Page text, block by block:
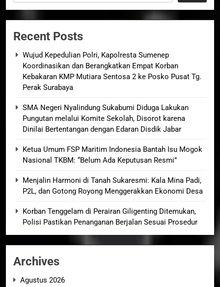
Recent Posts
Wujud Kepedulian Polri, Kapolresta Sumenep
Koordinasikan dan Berangkatkan Empat Korban
Kebakaran KMP Mutiara Sentosa 2 ke Posko Pusat Tg.
Perak Surabaya
SMA Negeri Nyalindung Sukabumi Diduga Lakukan
Pungutan melalui Komite Sekolah, Disorot karena
Dinilai Bertentangan dengan Edaran Disdik Jabar
Ketua Umum FSP Maritim Indonesia Bantah Isu Mogok
Nasional TKBM: “Belum Ada Keputusan Resmi”
Menjalin Harmoni di Tanah Sukaresmi: Kala Mina Padi,
P2L, dan Gotong Royong Menggerakkan Ekonomi Desa
Korban Tenggelam di Perairan Giligenting Ditemukan,
Polisi Pastikan Penanganan Berjalan Sesuai Prosedur
Archives
Agustus 2026